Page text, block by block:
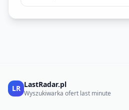
LR LastRadar.pl
Wyszukiwarka ofert last minute